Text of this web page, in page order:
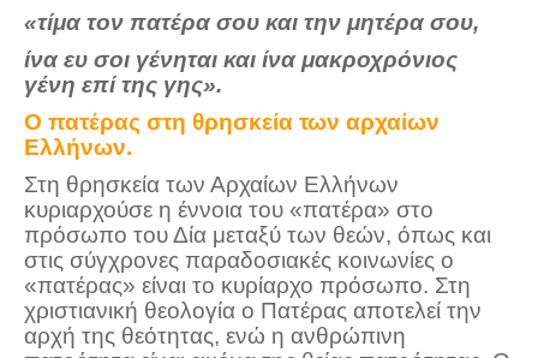
«τίμα τον πατέρα σου και την μητέρα σου,
ίνα ευ σοι γένηται και ίνα μακροχρόνιος
γένη επί της γης».
Ο πατέρας στη θρησκεία των αρχαίων
Ελλήνων.
Στη θρησκεία των Αρχαίων Ελλήνων
κυριαρχούσε η έννοια του «πατέρα» στο
πρόσωπο του Δία μεταξύ των θεών, όπως και
στις σύγχρονες παραδοσιακές κοινωνίες ο
«πατέρας» είναι το κυρίαρχο πρόσωπο. Στη
χριστιανική θεολογία ο Πατέρας αποτελεί την
αρχή της θεότητας, ενώ η ανθρώπινη